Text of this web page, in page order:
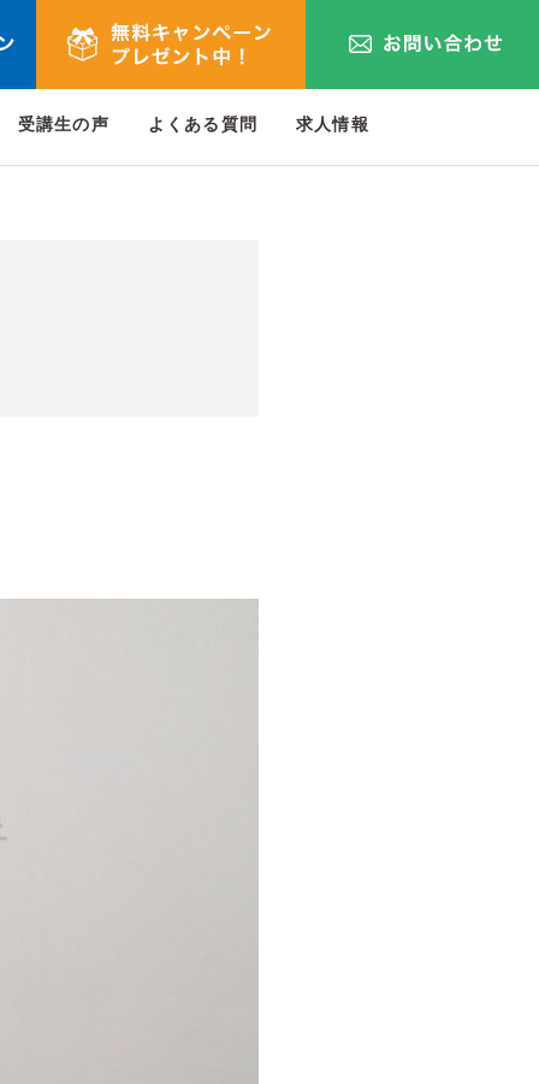
受講生の声 よくある質問 求人情報